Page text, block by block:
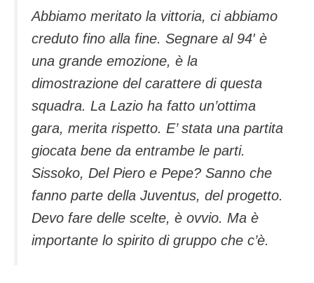
Abbiamo meritato la vittoria, ci abbiamo
creduto fino alla fine. Segnare al 94′ è
una grande emozione, è la
dimostrazione del carattere di questa
squadra. La Lazio ha fatto un’ottima
gara, merita rispetto. E’ stata una partita
giocata bene da entrambe le parti.
Sissoko, Del Piero e Pepe? Sanno che
fanno parte della Juventus, del progetto.
Devo fare delle scelte, è ovvio. Ma è
importante lo spirito di gruppo che c’è.